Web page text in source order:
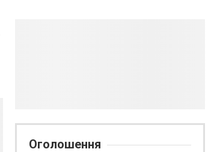
Оголошення